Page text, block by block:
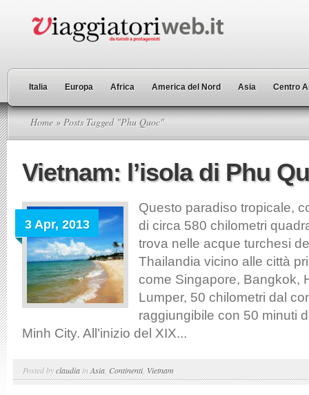
Italia Europa Africa America del Nord Asia Centro
Home » Posts Tagged "Phu Quoc"
Vietnam: l’isola di Phu
3 Apr, 2013
Questo paradiso tropicale,
di circa 580 chilometri
trova nelle acque turchesi
Thailandia vicino alle città
come Singapore, Bangkok,
Lumper, 50 chilometri dal
raggiungibile con 50 minuti
Minh City. All’inizio del XIX...
Posted byclaudia in Asia Continenti, Vietnam